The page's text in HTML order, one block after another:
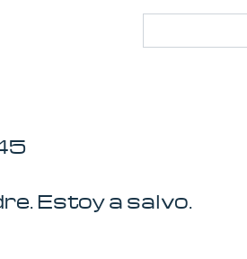
Buscar:
Estoy a salvo.